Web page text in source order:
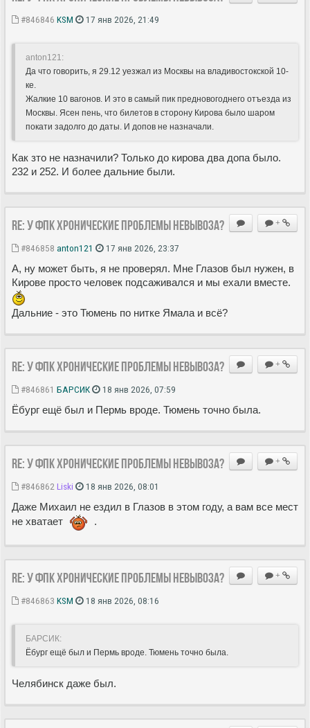
#846846 KSM 17 янв 2026, 21:49
anton121:
Да что говорить, я 29.12 уезжал из Москвы на владивостокской 10-
ке.
Жалкие 10 вагонов. И это в самый пик предновогоднего отъезда из
Москвы. Ясен пень, что билетов в сторону Кирова было шаром
покати задолго до даты. И допов не назначали.
Как зто не назначили? Только до кирова два допа было.
232 и 252. И более дальние были.
+
Re: У ФПК хронические проблемы невывоза?
#846858 anton121 17 янв 2026, 23:37
А, ну может быть, я не проверял. Мне Глазов был нужен, в
Кирове просто человек подсаживался и мы ехали вместе.
Дальние - это Тюмень по нитке Ямала и всё?
+
Re: У ФПК хронические проблемы невывоза?
#846861 БАРСИК 18 янв 2026, 07:59
Ёбург ещё был и Пермь вроде. Тюмень точно была.
+
Re: У ФПК хронические проблемы невывоза?
#846862 Liski 18 янв 2026, 08:01
Даже Михаил не ездил в Глазов в этом году, а вам все мест
не хватает
.
+
Re: У ФПК хронические проблемы невывоза?
#846863 KSM 18 янв 2026, 08:16
БАРСИК:
Ёбург ещё был и Пермь вроде. Тюмень точно была.
Челябинск даже был.